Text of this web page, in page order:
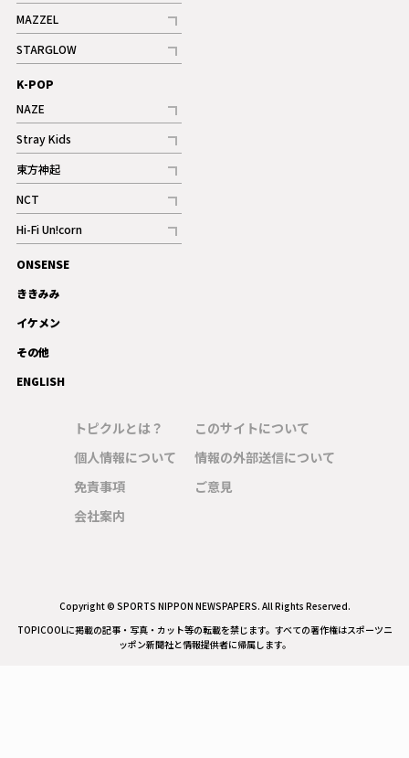
記事
ギャラリー
MAZZEL
記事
ギャラリー
STARGLOW
記事
K-POP
NAZE
記事
Stray Kids
記事
東方神起
記事
NCT
記事
Hi-Fi Un!corn
記事
ギャラリー
ONSENSE
ききみみ
イケメン
その他
ENGLISH
トピクルとは？
個人情報について
免責事項
会社案内
このサイトについて
情報の外部送信について
ご意見
Copyright © SPORTS NIPPON NEWSPAPERS. All Rights Reserved.
TOPICOOLに掲載の記事・写真・カット等の転載を禁じます。すべての著作権はスポーツニ
ッポン新聞社と情報提供者に帰属します。